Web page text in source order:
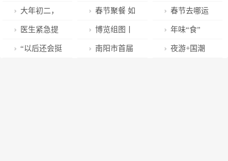
电影，这个春
节年轻人是这
么过的！
淄博：乡村电
影院，照亮文
化星空
“警”脚步，一
起来看看派出
所里的春节
大年初二，
海淀凤凰岭真
热闹！好玩好
春节聚餐 如
何做好个人防
护
春节去哪运
动一下？来运
河亚运公园看
医生紧急提
醒！春节竟是
博览组图丨
你的新年好运
年味“食”
足！快来看看
“以后还会挺 南阳市首届 夜游+国潮